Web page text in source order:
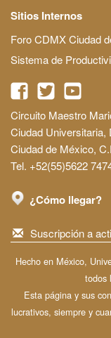
Sitios Internos
Foro CDMX Ciudad
Sistema de
Circuito Maestro
Ciudad Universitaria,
Ciudad de México,
Tel. +52(55)5622
¿Cómo llegar?
Suscripción a
Hecho en México,
todos
Esta página y sus
lucrativos, siempre y